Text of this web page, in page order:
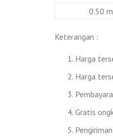
0.50
Keterangan :
Harga
Harga
Gratis